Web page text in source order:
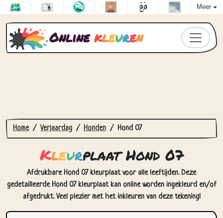
Meer
Online kleuren
Home Verjaardag Honden Hond 07
Kleurplaat Hond 07
Afdrukbare Hond 07 kleurplaat voor alle leeftijden. Deze
gedetailleerde Hond 07 kleurplaat kan online worden ingekleurd en/of
afgedrukt. Veel plezier met het inkleuren van deze tekening!